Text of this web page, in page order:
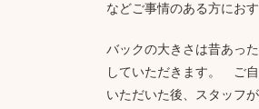
などご事情のある方におす
バックの大きさは昔あっ
していただきます。 ご
いただいた後、スタッフ